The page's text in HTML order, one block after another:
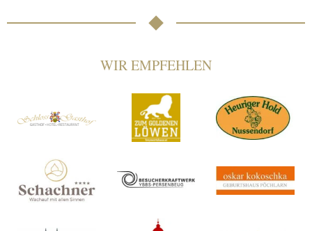
WIR EMPFEHLEN